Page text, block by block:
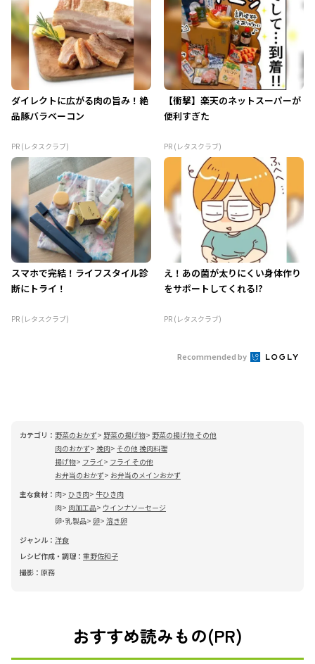
ダイレクトに広がる肉の旨み！絶
品豚バラベーコン
PR (レタスクラブ)
【衝撃】楽天のネットスーパーが
便利すぎた
PR (レタスクラブ)
スマホで完結！ライフスタイル診
断にトライ！
PR (レタスクラブ)
え！あの菌が太りにくい身体作り
をサポートしてくれる!?
PR (レタスクラブ)
Recommended by
カテゴリ： 野菜のおかず 野菜の揚げ物
野菜の揚げ物 その他
肉のおかず 挽肉 その他 挽肉料理
揚げ物
フライ
フライ その他
お弁当のおかず
お弁当のメインおかず
主な食材： 肉 ひき肉 牛ひき肉
肉
肉加工品
ウインナソーセージ
卵･乳製品 卵 溶き卵
ジャンル： 洋食
レシピ作成・調理： 重野佐和子
撮影： 原務
おすすめ読みもの(PR)